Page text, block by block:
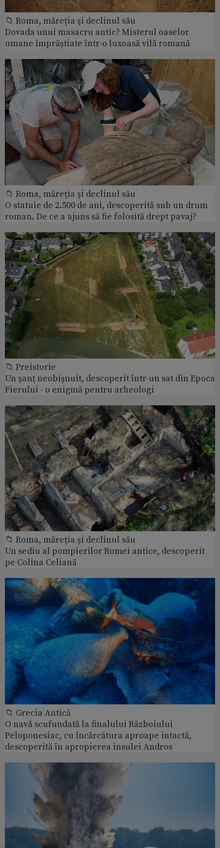
📁 Roma, măreţia şi declinul său
Dovada unui masacru antic? Misterul oaselor
umane împrăștiate într-o luxoasă vilă romană
📁 Roma, măreţia şi declinul său
O statuie de 2.500 de ani, descoperită sub un drum
roman. De ce a ajuns să fie folosită drept pavaj?
📁 Preistorie
Un șanț neobișnuit, descoperit într-un sat din Epoca
Fierului - o enigmă pentru arheologi
📁 Roma, măreţia şi declinul său
Un sediu al pompierilor Romei antice, descoperit
pe Colina Celiană
📁 Grecia Antică
O navă scufundată la finalului Războiului
Peloponesiac, cu încărcătura aproape intactă,
descoperită în apropierea insulei Andros